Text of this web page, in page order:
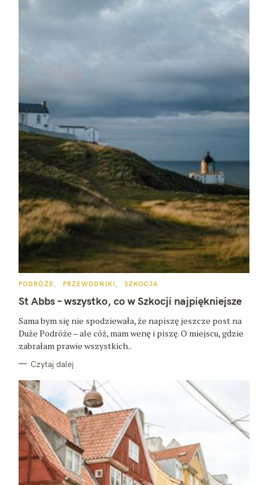
K
T
E
O
R
I
PODRÓŻE PRZEWODNIKI SZKOCJA
St Abbs – wszystko, co w Szkocji najpiękniejsze
Sama bym się nie spodziewała, że napiszę jeszcze post na
Duże Podróże – ale cóż, mam wenę i piszę. O miejscu, gdzie
zabrałam prawie wszystkich..
Czytaj dalej